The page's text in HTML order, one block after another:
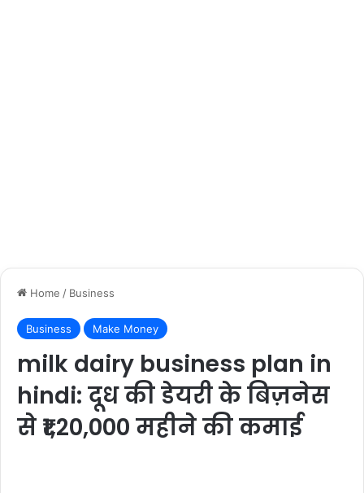
Home / Business
Business Make Money
milk dairy business plan in
hindi: दूध की डेयरी के बिज़नेस
से ₹1,20,000 महीने की कमाई